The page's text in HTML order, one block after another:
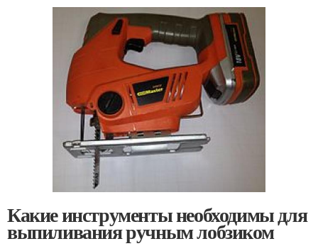
Какие инструменты необходимы для
выпиливания ручным лобзиком